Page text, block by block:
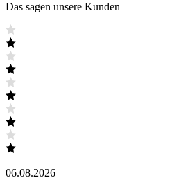
Das sagen unsere Kunden
06.08.2026